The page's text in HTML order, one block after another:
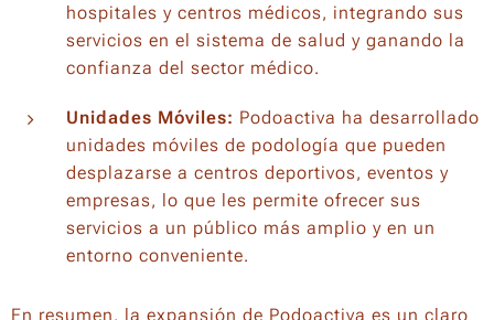
hospitales y centros médicos, integrando sus
servicios en el sistema de salud y ganando la
confianza del sector médico.
Unidades Móviles: Podoactiva ha desarrollado
unidades móviles de podología que pueden
desplazarse a centros deportivos, eventos y
empresas, lo que les permite ofrecer sus
servicios a un público más amplio y en un
entorno conveniente.
En resumen, la expansión de Podoactiva es un claro